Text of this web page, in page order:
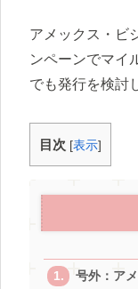
アメックス・ビ
ンペーンでマイ
でも発行を検討
目次 [表示]
号外：ア